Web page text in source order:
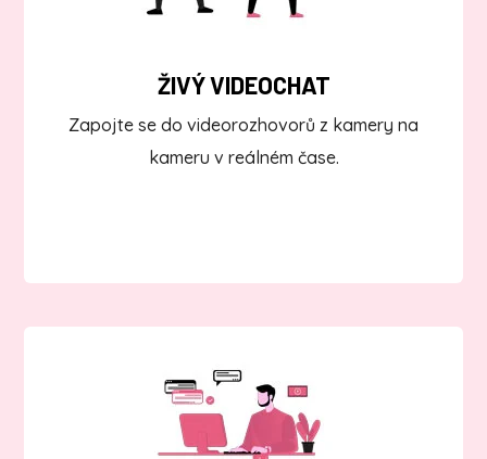
ŽIVÝ VIDEOCHAT
Zapojte se do videorozhovorů z kamery na
kameru v reálném čase.